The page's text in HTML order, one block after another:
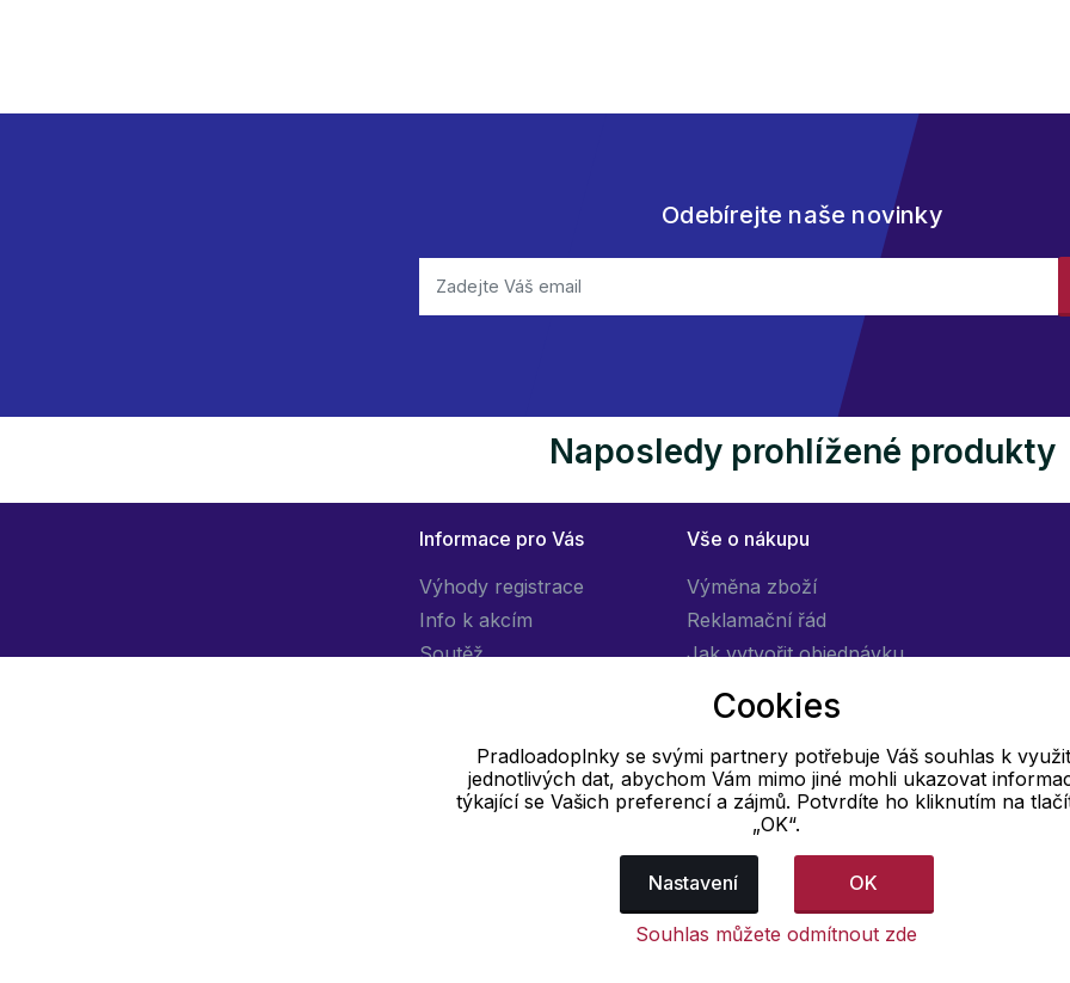
Odebírejte naše novinky
Naposledy prohlížené produkty
Informace pro Vás
Výhody registrace
Info k akcím
Soutěž
Vše o nákupu
Výměna zboží
Reklamační řád
Jak vytvořit objednávku
Obchodní podmínky
Doprava
E-mail
info@pradloadoplnky.cz
Cookies
Pradloadoplnky se svými partnery potřebuje Váš souhlas k
jednotlivých dat, abychom Vám mimo jiné mohli ukazovat
týkající se Vašich preferencí a zájmů. Potvrdíte ho kliknutím na
„OK“.
Nastavení OK
Souhlas můžete odmítnout zde